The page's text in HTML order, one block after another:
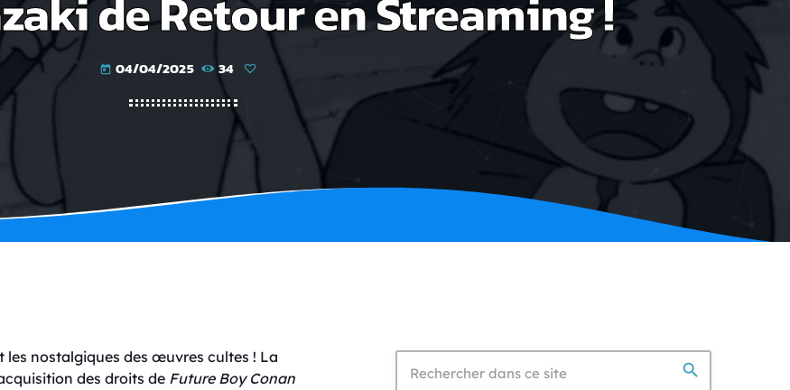
today 04/04/2025 34
les nostalgiques des œuvres cultes ! La
des droits de Future Boy Conan
search